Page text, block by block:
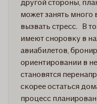
другой стороны,
может занять много
вызвать стресс. В
имеют сноровку в
авиабилетов,
ориентировании в
становятся
скорее остаться
процесс